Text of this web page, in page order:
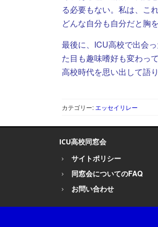
る必要もない。私は、こ
どんな自分も自分だと胸
最後に、ICU高校で出会
た目も趣味嗜好も変わっ
高校時代を思い出して語
カテゴリー: エッセイリレー
ICU高校同窓会
サイトポリシー
同窓会についてのFAQ
お問い合わせ